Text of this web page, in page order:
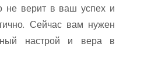
не верит в ваш успех и
Сейчас вам нужен
настрой и вера в